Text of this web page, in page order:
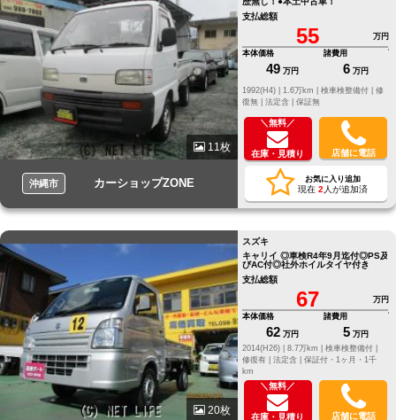
11枚
沖縄市 カーショップZONE
支払総額
55
万円
本体価格
49 万円
諸費用
6 万円
修
復無 | 法定含 | 保証無
＼無料／
在庫・見積り 店舗に電話
お気に入り追加
現在 2 人が追加済
20枚
スズキ
キャリイ ◎車検R4年9月迄付◎PS及
びAC付◎社外ホイルタイヤ付き
支払総額
67
万円
本体価格
62 万円
諸費用
5 万円
2014(H26) |
8.7万km |
検車検整備付 |
修復有 | 法定含 | 保証付・1ヶ月・1千
km
＼無料／
在庫・見積り 店舗に電話